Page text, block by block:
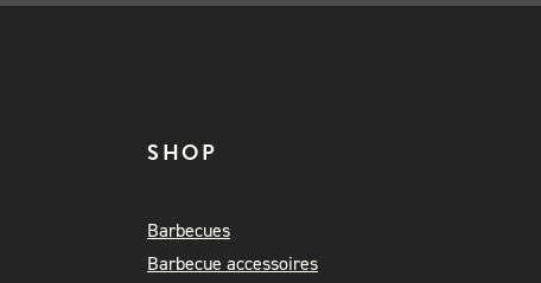
SHOP
Barbecues
Barbecue accessoires